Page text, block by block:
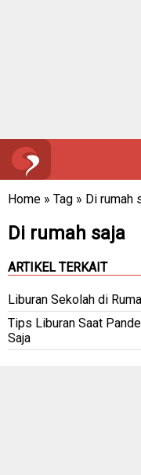
Home » Tag » Di rumah
Di rumah saja
ARTIKEL TERKAIT
Liburan Sekolah di
Tips Liburan Saat
Saja